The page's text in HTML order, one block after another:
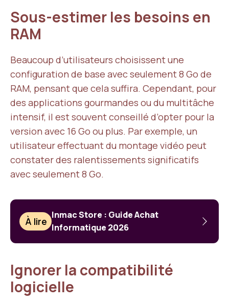
Sous-estimer les besoins en
RAM
Beaucoup d’utilisateurs choisissent une
configuration de base avec seulement 8 Go de
RAM, pensant que cela suffira. Cependant, pour
des applications gourmandes ou du multitâche
intensif, il est souvent conseillé d’opter pour la
version avec 16 Go ou plus. Par exemple, un
utilisateur effectuant du montage vidéo peut
constater des ralentissements significatifs
avec seulement 8 Go.
À lire
Inmac Store : Guide Achat
Informatique 2026
Ignorer la compatibilité
logicielle